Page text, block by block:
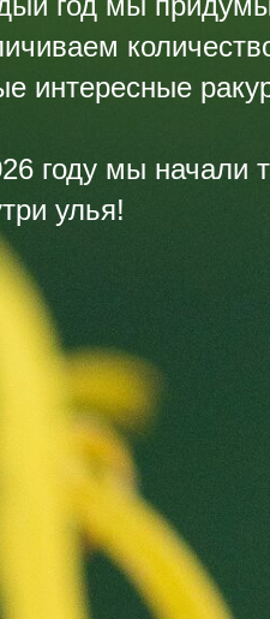
интересные
году мы начали
улья!